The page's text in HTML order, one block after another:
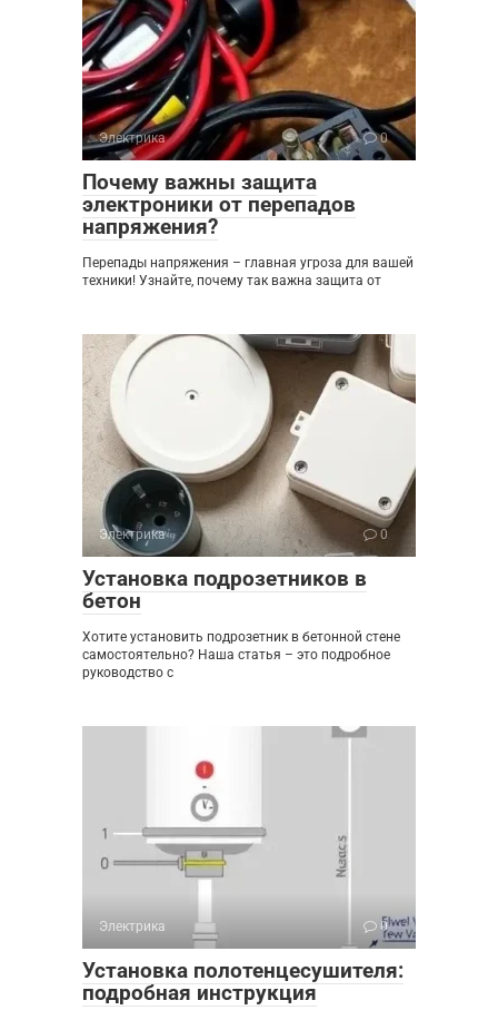
Электрика 0
Почему важны защита
электроники от перепадов
напряжения?
Перепады напряжения – главная угроза для вашей
техники! Узнайте, почему так важна защита от
Электрика 0
Установка подрозетников в
бетон
Хотите установить подрозетник в бетонной стене
самостоятельно? Наша статья – это подробное
руководство с
Электрика 0
Установка полотенцесушителя:
подробная инструкция